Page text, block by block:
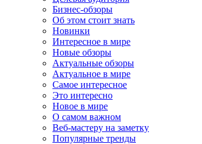
Бизнес-обзоры
Об этом стоит знать
Новинки
Интересное в мире
Новые обзоры
Актуальные обзоры
Актуальное в мире
Самое интересное
Это интересно
Новое в мире
О самом важном
Веб-мастеру на заметку
Популярные тренды